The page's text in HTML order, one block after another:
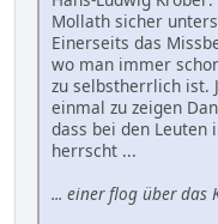
Mollath sicher
Einerseits das
wo man immer
zu selbstherrlich ist.
einmal zu zeigen
dass bei den Leuten
herrscht ...
... einer flog über das